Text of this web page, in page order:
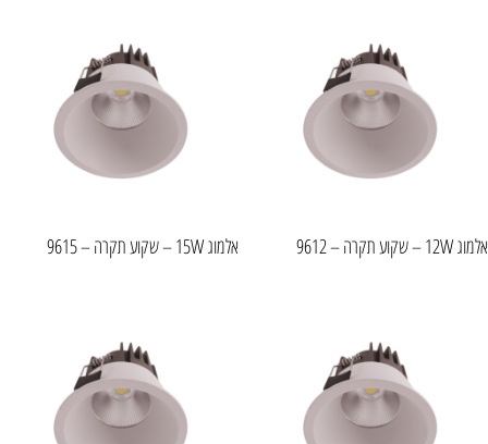
אלמוג 12W – שקוע תקרה – 9612 אלמוג 15W – שקוע תקרה – 9615